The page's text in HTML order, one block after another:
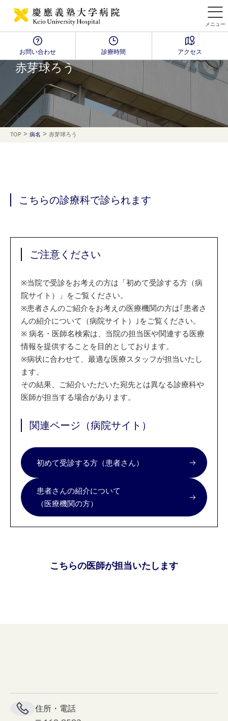
メニュー
お問い合わせ 診療時間 アクセス
Disease Name Search
赤芽球ろう
TOP > 病名 > 赤芽球ろう
こちらの診療科で診られます
ご注意ください
※当院で受診をお考えの方は「初めて受診する方（病
院サイト）」をご覧ください。
※患者さんのご紹介をお考えの医療機関の方は｢患者さ
んの紹介について（病院サイト）｣をご覧ください。
※ 病名・医師名検索は、当院の担当医や関連する医療
情報を提供することを目的としております。
※病状に合わせて、最適な医療スタッフが担当いたし
ます。
その結果、ご紹介いただいた宛先とは異なる診療科や
医師が担当する場合があります。
関連ページ（病院サイト）
初めて受診する方（患者さん）
患者さんの紹介について
（医療機関の方）
こちらの医師が担当いたします
住所・電話